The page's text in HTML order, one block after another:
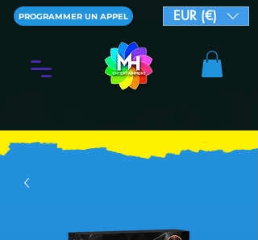
PROGRAMMER UN APPEL EUR (€)